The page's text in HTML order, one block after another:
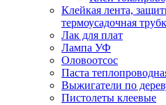
Клейкая лента,
термоусадочная
Лак для плат
Лампа УФ
Оловоотсос
Паста
Выжигатели по
Пистолеты клеевые